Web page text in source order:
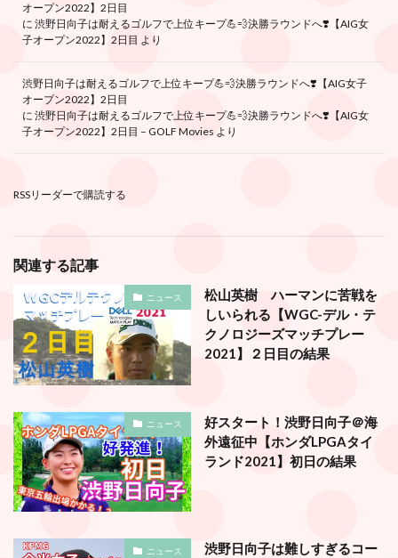
オープン2022】2日目
に 渋野日向子は耐えるゴルフで上位キープ💪💨決勝ラウンドへ❣️【AIG女
子オープン2022】2日目 より
渋野日向子は耐えるゴルフで上位キープ💪💨決勝ラウンドへ❣️【AIG女子
オープン2022】2日目
に 渋野日向子は耐えるゴルフで上位キープ💪💨決勝ラウンドへ❣️【AIG女
子オープン2022】2日目 – GOLF Movies より
RSSリーダーで購読する
関連する記事
ニュース
松山英樹 ハーマンに苦戦を
しいられる【WGC-デル・テ
クノロジーズマッチプレー
2021】２日目の結果
ニュース
好スタート！渋野日向子＠海
外遠征中【ホンダLPGAタイ
ランド2021】初日の結果
ニュース
渋野日向子は難しすぎるコー